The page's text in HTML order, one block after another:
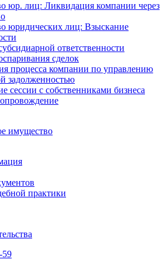
юр. лиц: Ликвидация компании через
юридических лиц: Взыскание
ответственности
сделок
процесса компании по управлению
задолженностью
сессии с собственниками бизнеса
имущество
практики
59